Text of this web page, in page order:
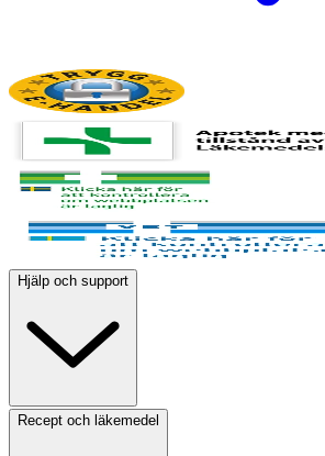
Hjälp och support
Recept och läkemedel